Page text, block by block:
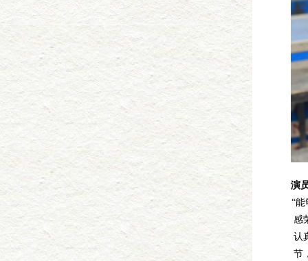
演
“
感
认
节